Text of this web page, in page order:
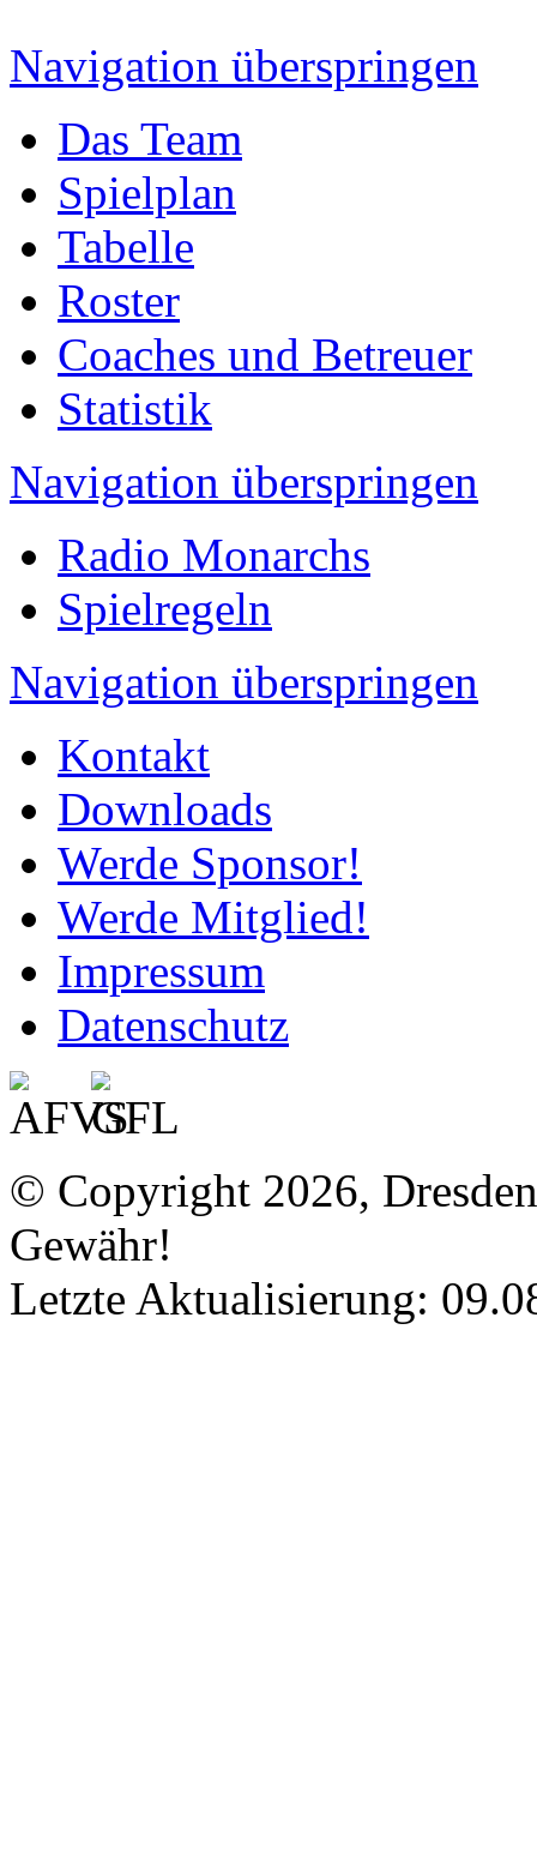
Navigation überspringen
Das Team
Spielplan
Tabelle
Roster
Coaches und Betreuer
Statistik
Navigation überspringen
Radio Monarchs
Spielregeln
Navigation überspringen
Kontakt
Downloads
Werde Sponsor!
Werde Mitglied!
Impressum
Datenschutz
© Copyright 2026,
Gewähr!
Letzte Aktualisierung: